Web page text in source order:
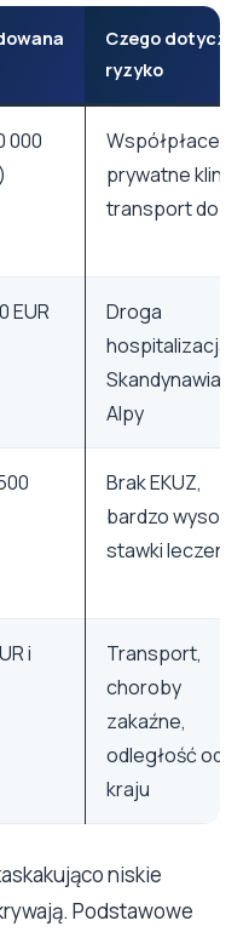
Czego dotyczy
ryzyko
000
prywatne kliniki,
transport do PL
EUR
Droga
hospitalizacja,
Skandynawia,
Alpy
Brak EKUZ,
bardzo wysokie
stawki leczenia
i
Transport,
choroby
zakaźne,
odległość od
kraju
niskie
Podstawowe